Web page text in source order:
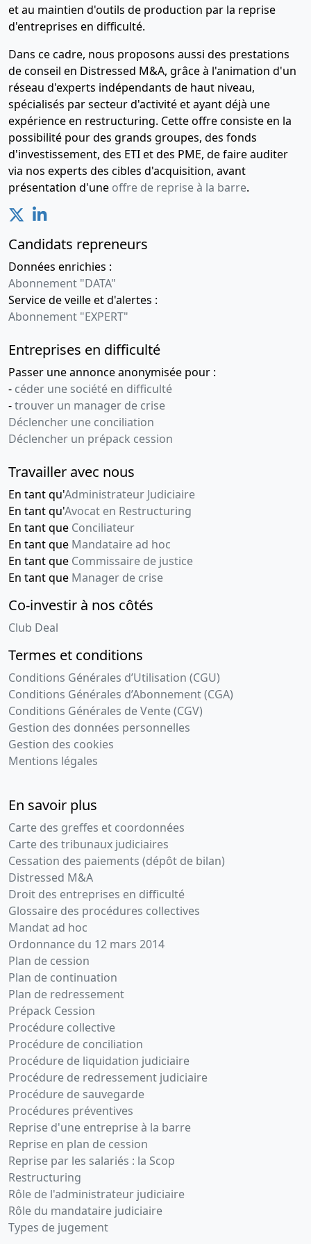
et au maintien d'outils de production par la reprise
d'entreprises en difficulté.
Dans ce cadre, nous proposons aussi des prestations
de conseil en Distressed M&A, grâce à l'animation d'un
réseau d'experts indépendants de haut niveau,
spécialisés par secteur d'activité et ayant déjà une
expérience en restructuring. Cette offre consiste en la
possibilité pour des grands groupes, des fonds
d'investissement, des ETI et des PME, de faire auditer
via nos experts des cibles d'acquisition, avant
présentation d'une offre de reprise à la barre.
Candidats repreneurs
Données enrichies :
Abonnement "DATA"
Service de veille et d'alertes :
Abonnement "EXPERT"
Entreprises en difficulté
Passer une annonce anonymisée pour :
- céder une société en difficulté
-trouver un manager de crise
Déclencher une conciliation
Déclencher un prépack cession
Travailler avec nous
En tant qu'Administrateur Judiciaire
En tant qu'Avocat en Restructuring
En tant que Conciliateur
En tant que Mandataire ad hoc
En tant que Commissaire de justice
En tant que Manager de crise
Co-investir à nos côtés
Club Deal
Termes et conditions
Conditions Générales d’Utilisation (CGU)
Conditions Générales d’Abonnement (CGA)
Conditions Générales de Vente (CGV)
Gestion des données personnelles
Gestion des cookies
Mentions légales
En savoir plus
Carte des greffes et coordonnées
Carte des tribunaux judiciaires
Cessation des paiements (dépôt de bilan)
Distressed M&A
Droit des entreprises en difficulté
Glossaire des procédures collectives
Mandat ad hoc
Ordonnance du 12 mars 2014
Plan de cession
Plan de continuation
Plan de redressement
Prépack Cession
Procédure collective
Procédure de conciliation
Procédure de liquidation judiciaire
Procédure de redressement judiciaire
Procédure de sauvegarde
Procédures préventives
Reprise d'une entreprise à la barre
Reprise en plan de cession
Reprise par les salariés : la Scop
Restructuring
Rôle de l'administrateur judiciaire
Rôle du mandataire judiciaire
Types de jugement